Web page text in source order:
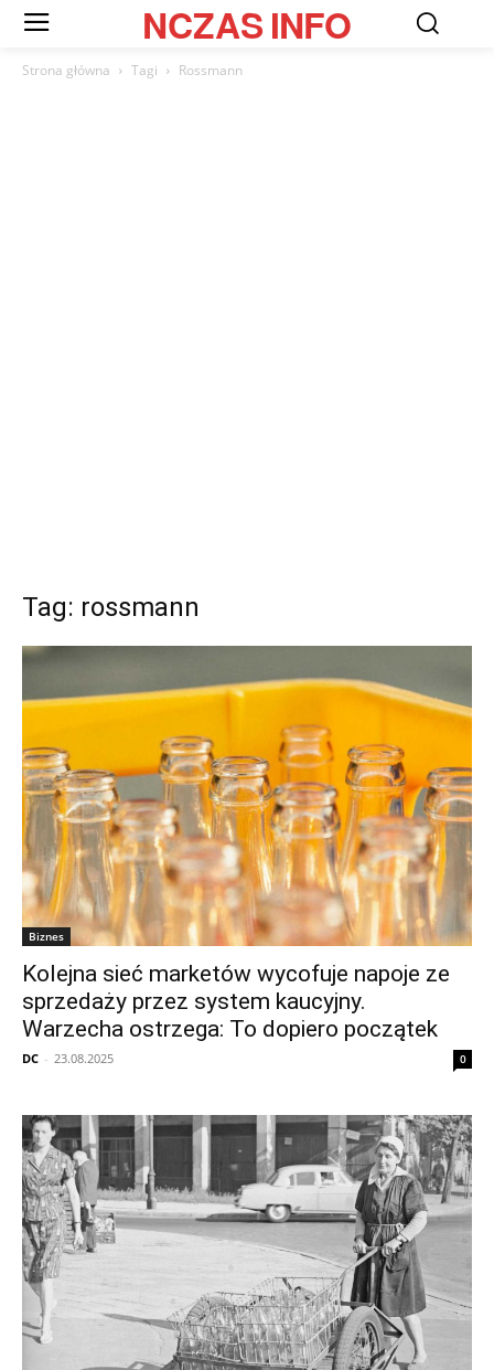
NCZASINFO
Strona główna Tagi Rossmann
Tag: rossmann
Biznes
Kolejna sieć marketów wycofuje napoje ze
sprzedaży przez system kaucyjny.
Warzecha ostrzega: To dopiero początek
DC - 23.08.2025 0